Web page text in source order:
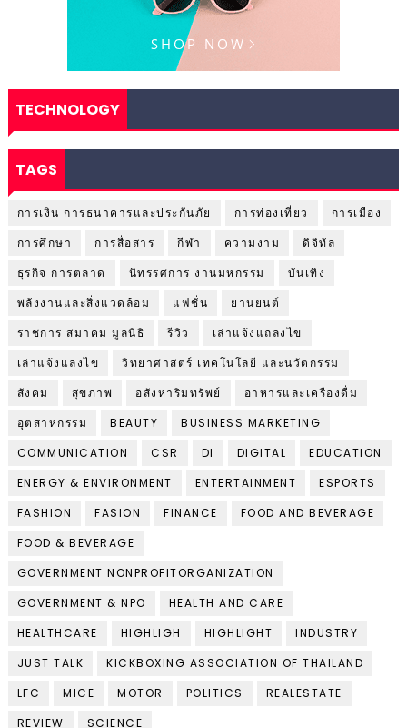
TECHNOLOGY
TAGS
การเงิน การธนาคารและประกันภัย การท่องเที่ยว
การเมือง
การศึกษา
การสื่อสาร กีฬา ความงาม
ดิจิทัล
ธุรกิจ การตลาด
นิทรรศการ งานมหกรรม
บันเทิง
พลังงานและสิ่งแวดล้อม
แฟชั่น
ยานยนต์
ราชการ สมาคม มูลนิธิ
รีวิว
เล่าแจ้งแถลงไข
เล่าแจ้งแลงไข
วิทยาศาสตร์ เทคโนโลยี และนวัตกรรม
สังคม
สุขภาพ อสังหาริมทรัพย์
อาหารและเครื่องดื่ม
อุตสาหกรรม
BEAUTY
BUSINESS MARKETING
COMMUNICATION
CSR DI DIGITAL
EDUCATION
ENERGY & ENVIRONMENT
ENTERTAINMENT
ESPORTS
FASHION
FASION FINANCE
FOOD AND BEVERAGE
FOOD & BEVERAGE
GOVERNMENT NONPROFITORGANIZATION
GOVERNMENT & NPO
HEALTH AND CARE
HEALTHCARE
HIGHLIGH HIGHLIGHT
INDUSTRY
JUST TALK
KICKBOXING ASSOCIATION OF THAILAND
LFC
MICE MOTOR POLITICS
REALESTATE
REVIEW
SCIENCE